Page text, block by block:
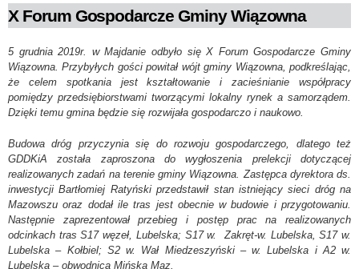
X Forum Gospodarcze Gminy Wiązowna
5 grudnia 2019r. w Majdanie odbyło się X Forum Gospodarcze Gminy
Wiązowna. Przybyłych gości powitał wójt gminy Wiązowna, podkreślając,
że celem spotkania jest kształtowanie i zacieśnianie współpracy
pomiędzy przedsiębiorstwami tworzącymi lokalny rynek a samorządem.
Dzięki temu gmina będzie się rozwijała gospodarczo i naukowo.
Budowa dróg przyczynia się do rozwoju gospodarczego, dlatego też
GDDKiA została zaproszona do wygłoszenia prelekcji dotyczącej
realizowanych zadań na terenie gminy Wiązowna. Zastępca dyrektora ds.
inwestycji Bartłomiej Ratyński przedstawił stan istniejący sieci dróg na
Mazowszu oraz dodał ile tras jest obecnie w budowie i przygotowaniu.
Następnie zaprezentował przebieg i postęp prac na realizowanych
odcinkach tras S17 węzeł, Lubelska; S17 w. Zakręt-w. Lubelska, S17 w.
Lubelska – Kołbiel; S2 w. Wał Miedzeszyński – w. Lubelska i A2 w.
Lubelska – obwodnica Mińska Maz.